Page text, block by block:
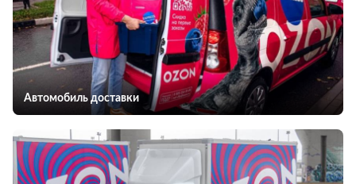
Автомобиль доставки